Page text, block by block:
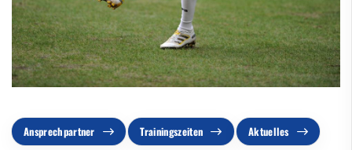
Ansprechpartner Trainingszeiten Aktuelles